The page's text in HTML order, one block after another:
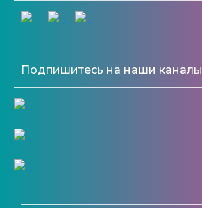
Подпишитесь на наши каналы